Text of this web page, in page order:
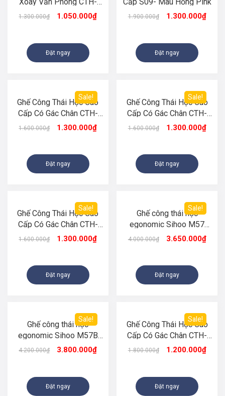
S05 Màu Trắng Đen
1.300.000₫ 1.050.000₫
Đặt ngay
1.900.000₫ 1.300.000₫
Đặt ngay
Sale!
Ghế Công Thái Học Cao
Cấp Có Gác Chân CTH-
S07 Màu Xám
1.600.000₫ 1.300.000₫
Đặt ngay
Sale!
Ghế Công Thái Học Cao
Cấp Có Gác Chân CTH-
S07 Màu Đen
1.600.000₫ 1.300.000₫
Đặt ngay
Sale!
Ghế Công Thái Học Cao
Cấp Có Gác Chân CTH-
S07 Màu Trắng
1.600.000₫ 1.300.000₫
Đặt ngay
Sale!
Ghế công thái học
egonomic Sihoo M57
Black Gray (đen xám)
4.000.000₫ 3.650.000₫
Đặt ngay
Sale!
Ghế công thái học
egonomic Sihoo M57B
Black – Có Gác Chân
4.200.000₫ 3.800.000₫
Đặt ngay
Sale!
Ghế Công Thái Học Cao
Cấp Có Gác Chân CTH-
S06 Màu Đen
1.800.000₫ 1.200.000₫
Đặt ngay